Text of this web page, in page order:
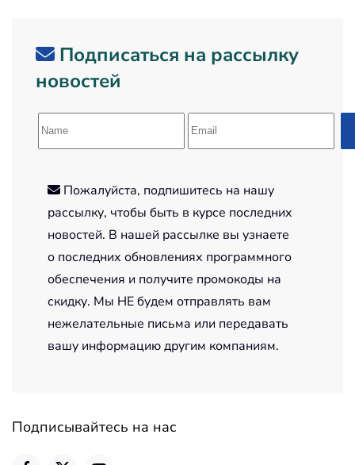
Подписаться на рассылку
новостей
Пожалуйста, подпишитесь на нашу
рассылку, чтобы быть в курсе последних
новостей. В нашей рассылке вы узнаете
о последних обновлениях программного
обеспечения и получите промокоды на
скидку. Мы НЕ будем отправлять вам
нежелательные письма или передавать
вашу информацию другим компаниям.
Подписывайтесь на нас